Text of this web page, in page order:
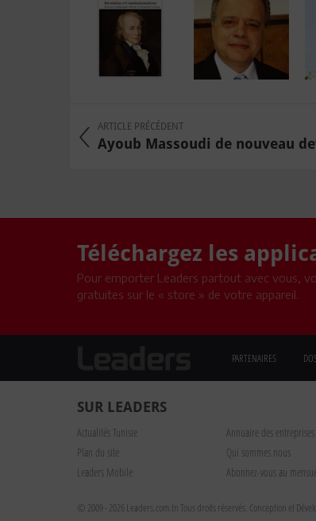
ARTICLE PRÉCÉDENT
Ayoub Massoudi de nouveau
Téléchargez les
Pour emporter Leaders partout avec vous,
gratuites sur le « store » de votre appareil.
PARTENAIRES
SUR LEADERS
Actualités Tunisie Annuaire des entreprises
Plan du site
Qui sommes nous
Leaders Mobile
Abonnez-vous au
© 2009 - 2026 Leaders.com.tn Tous droits réservés. Conception et